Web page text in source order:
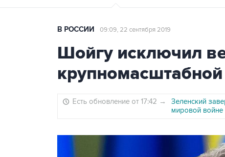
В РОССИИ 09:09, 22 сентября 2019
Шойгу исключил
Есть обновление от 17:42 →
Зеленский
мировой войне